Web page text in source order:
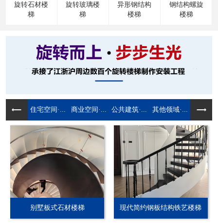
旋转石材楼
梯
旋转玻璃楼
梯
异形钢结构
楼梯
钢结构螺旋
楼梯
住宅空间·... 商业空间·... 公共建筑·... 其他领域·...
别墅板式石材楼梯 现代简约钢板结构铁艺楼梯